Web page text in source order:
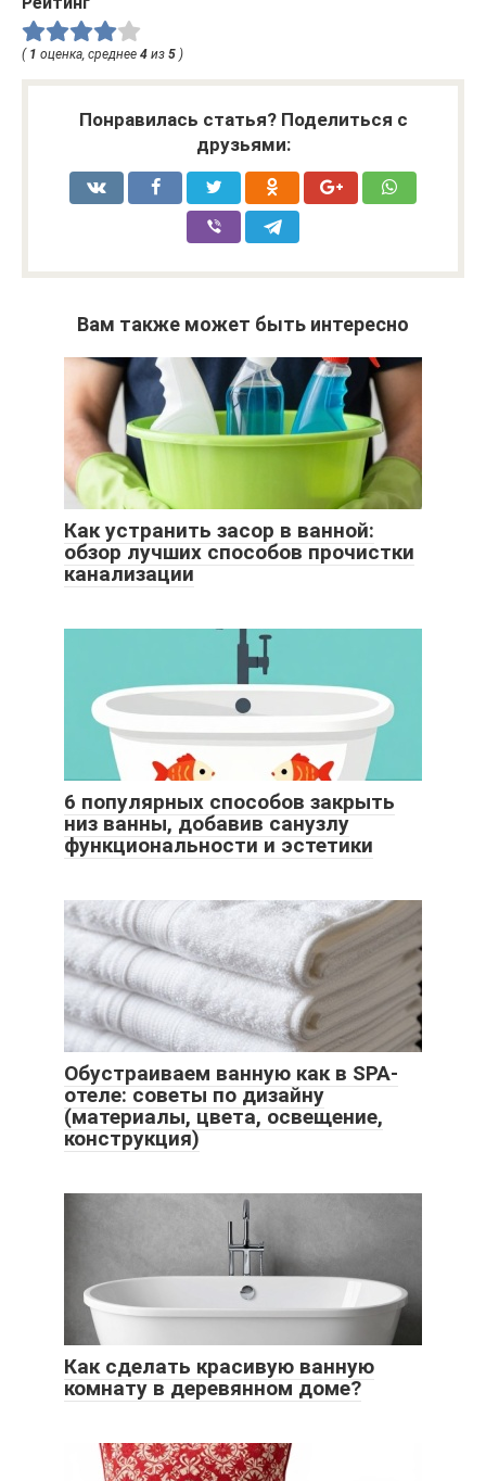
( 1 оценка, среднее 4 из 5 )
Понравилась статья? Поделиться с
друзьями:
Вам также может быть интересно
Как устранить засор в ванной:
обзор лучших способов прочистки
канализации
6 популярных способов закрыть
низ ванны, добавив санузлу
функциональности и эстетики
Обустраиваем ванную как в SPA-
отеле: советы по дизайну
(материалы, цвета, освещение,
конструкция)
Как сделать красивую ванную
комнату в деревянном доме?